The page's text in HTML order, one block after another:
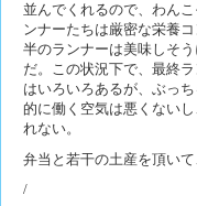
並んでくれるので、わん
ンナーたちは厳密な栄養
半のランナーは美味しそ
だ。この状況下で、最終
はいろいろあるが、ぶっ
的に働く空気は悪くない
れない。
弁当と若干の土産を頂い
/